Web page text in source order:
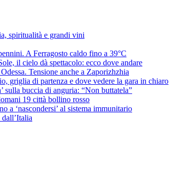
spiritualità e grandi vini
A Ferragosto caldo fino a 39°C
il cielo dà spettacolo: ecco dove andare
Tensione anche a Zaporizhzhia
griglia di partenza e dove vedere la gara in chiaro
sulla buccia di anguria: “Non buttatela”
19 città bollino rosso
a ‘nascondersi’ al sistema immunitario